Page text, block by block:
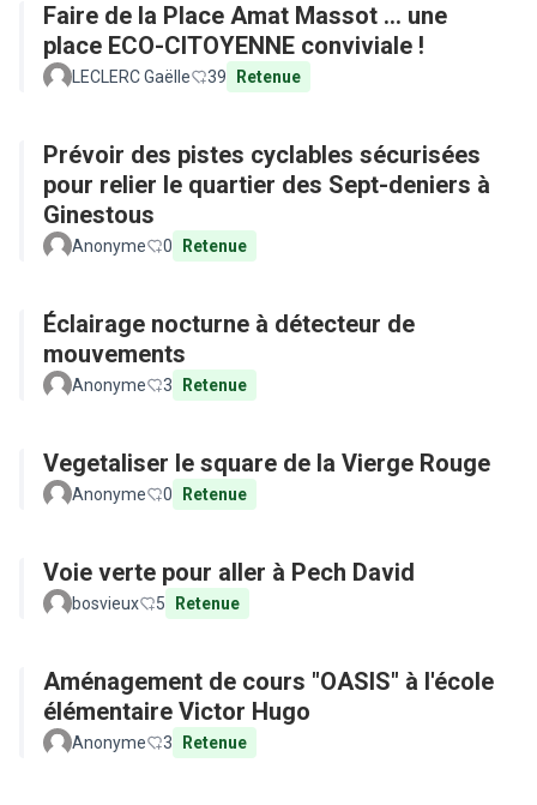
Faire de la Place Amat Massot ... une
place ECO-CITOYENNE conviviale !
LECLERC Gaëlle 39 Retenue
Prévoir des pistes cyclables sécurisées
pour relier le quartier des Sept-deniers à
Ginestous
Anonyme 0 Retenue
Éclairage nocturne à détecteur de
mouvements
Anonyme 3 Retenue
Vegetaliser le square de la Vierge Rouge
Anonyme 0 Retenue
Voie verte pour aller à Pech David
bosvieux 5 Retenue
Aménagement de cours "OASIS" à l'école
élémentaire Victor Hugo
Anonyme 3 Retenue